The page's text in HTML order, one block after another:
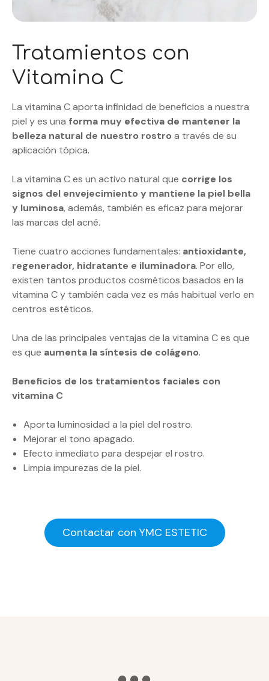
Tratamientos con
Vitamina C
La vitamina C aporta infinidad de beneficios a nuestra
piel y es una forma muy efectiva de mantener la
belleza natural de nuestro rostro a través de su
aplicación tópica.
La vitamina C es un activo natural que corrige los
signos del envejecimiento y mantiene la piel bella
y luminosa, además, también es eficaz para mejorar
las marcas del acné.
Tiene cuatro acciones fundamentales: antioxidante,
regenerador, hidratante e iluminadora. Por ello,
existen tantos productos cosméticos basados en la
vitamina C y también cada vez es más habitual verlo en
centros estéticos.
Una de las principales ventajas de la vitamina C es que
es que aumenta la síntesis de colágeno.
Beneficios de los tratamientos faciales con
vitamina C
Aporta luminosidad a la piel del rostro.
Mejorar el tono apagado.
Efecto inmediato para despejar el rostro.
Limpia impurezas de la piel.
Contactar con YMC ESTETIC